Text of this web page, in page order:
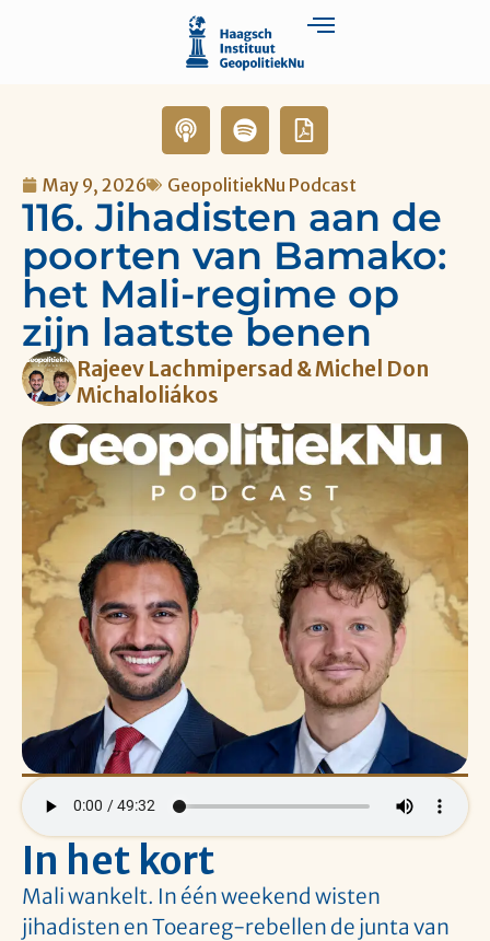
May 9, 2026 GeopolitiekNu Podcast
116. Jihadisten aan de
poorten van Bamako:
het Mali-regime op
zijn laatste benen
Rajeev Lachmipersad & Michel Don
Michaloliákos
In het kort
Mali wankelt. In één weekend wisten
jihadisten en Toeareg-rebellen de junta van